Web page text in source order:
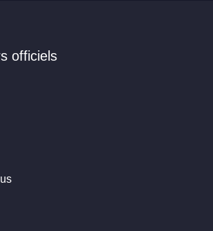
officiels